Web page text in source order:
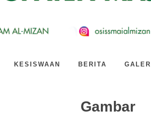
KESISWAAN BERITA GALERI
Gambar